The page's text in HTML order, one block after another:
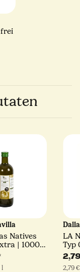
Natives
| 1000
LA
Typ
2,79